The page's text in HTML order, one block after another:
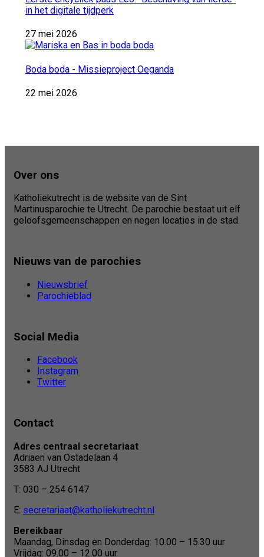
in het digitale tijdperk
27 mei 2026
Boda boda - Missieproject Oeganda
22 mei 2026
Over ons
Katholiekutrecht is de website van de Sint
Martinusparochie te Utrecht. De parochie bestaat uit elf
geloofsgemeenschappen en negen locaties in de stad.
Nieuws van de parochies
Nieuwsbrief
Parochieblad
Social Media
Facebook
Instagram
Twitter
Contact
Adres centraal secretariaat
Adriaen van Ostadelaan 4
3583 AJ Utrecht
T: 030 – 254 6147
E: secretariaat@katholiekutrecht.nl
Bereikbaar
Maandag, Dinsdag en Donderdag: 10.00 – 15.30 uur
Vrijdag: 09.00 – 12.00 uur